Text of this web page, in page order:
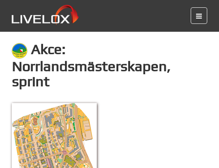
Akce:
Norrlandsmästerskapen,
sprint